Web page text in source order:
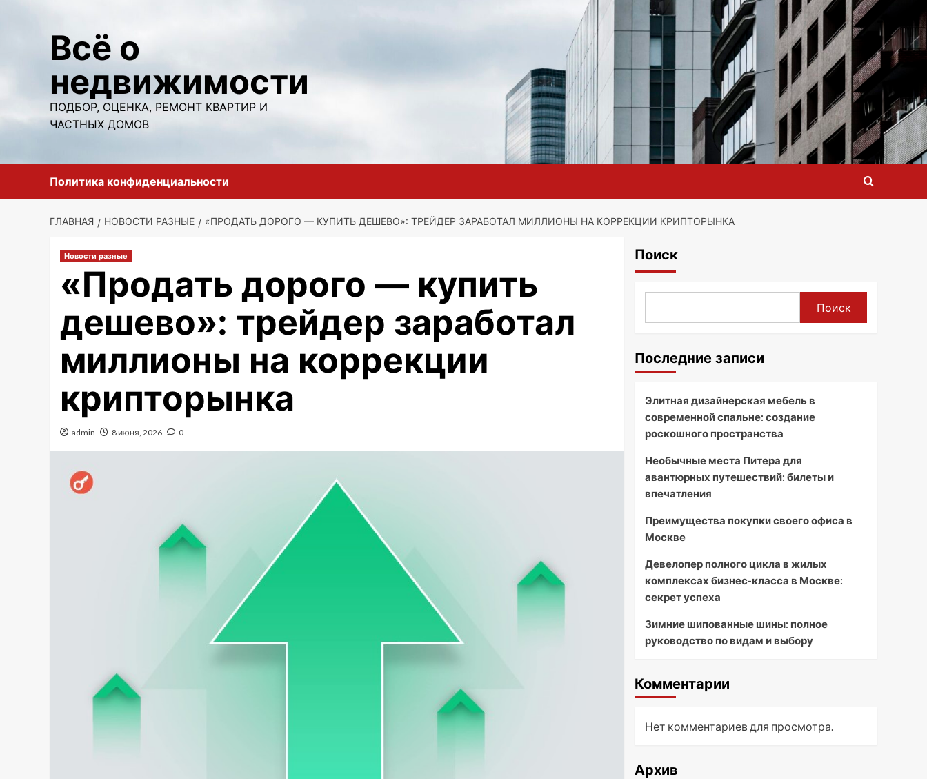
содержимомуВсё о
недвижимости
ПОДБОР, ОЦЕНКА, РЕМОНТ КВАРТИР И
ЧАСТНЫХ ДОМОВ
Политика конфиденциальности
ГЛАВНАЯ НОВОСТИ РАЗНЫЕ «ПРОДАТЬ ДОРОГО — КУПИТЬ ДЕШЕВО»: ТРЕЙДЕР ЗАРАБОТАЛ МИЛЛИОНЫ НА КОРРЕКЦИИ КРИПТОРЫНКА
Новости разные
«Продать дорого — купить
дешево»: трейдер заработал
миллионы на коррекции
крипторынка
admin 8 июня, 2026 0
Поиск
Поиск
Последние записи
Элитная дизайнерская мебель в
современной спальне: создание
роскошного пространства
Необычные места Питера для
авантюрных путешествий: билеты и
впечатления
Преимущества покупки своего офиса в
Москве
Девелопер полного цикла в жилых
комплексах бизнес-класса в Москве:
секрет успеха
Зимние шипованные шины: полное
руководство по видам и выбору
Комментарии
Нет комментариев для просмотра.
Архив